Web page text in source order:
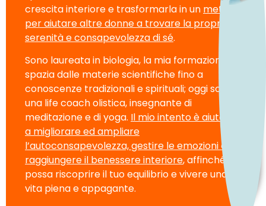
crescita interiore e trasformarla in un metodo
per aiutare altre donne a trovare la propria
serenità e consapevolezza di sé.
Sono laureata in biologia, la mia formazione
spazia dalle materie scientifiche fino a
conoscenze tradizionali e spirituali; oggi sono
una life coach olistica, insegnante di
meditazione e di yoga. Il mio intento è aiutarti
a migliorare ed ampliare
l’autoconsapevolezza, gestire le emozioni e
raggiungere il benessere interiore, affinché tu
possa riscoprire il tuo equilibrio e vivere una
vita piena e appagante.